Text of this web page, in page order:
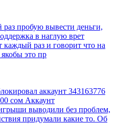
пробую вывести деньги,
в наглую врет
каждый раз и говорит что на
это пр
аккаунт 343163776
сом Аккаунт
выводили без проблем,
придумали какие то. Об